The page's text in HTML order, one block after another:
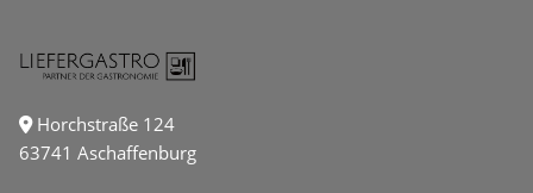
Horchstraße 124
63741 Aschaffenburg